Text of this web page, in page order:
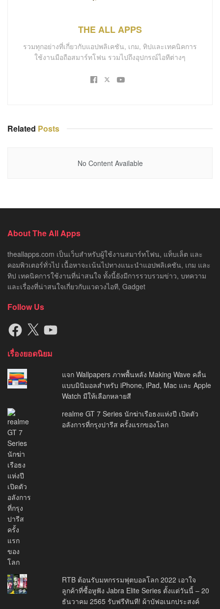
THE ALL APPS
รวมทุกอย่างที่เกี่ยวกับแอปพลิเคชัน, เกม, ทิปและเทคนิคการ
ใช้งานมือถือสมาร์ทโฟน รวมไปถึงอุปกรณ์ไอทีต่างๆ
Related Posts
No Content Available
About The All Apps
theallapps.com เป็นเว็บสำหรับผู้ใช้งานสมาร์ทโฟน, แท็บเล็ต และ
คอมพิวเตอร์ทั่วไป เนื้อหาจะเน้นไปทางแนะนำแอปพลิเคชัน, เกม และ
ทิป เทคนิคการใช้งานที่น่าสนใจ ทั้งนี้ยังมีการรวบรวมข่าว, บทความ
และเรื่องที่น่าสนใจเกี่ยวกับแวดวงไอที, Gadget
Follow Us
Facebook
X YouTube
เรื่องยอดนิยม
แจก Wallpapers ภาพพื้นหลัง Making Wave คลื่น
แบบมินิมอลสำหรับ iPhone, iPad, Mac และ Apple
Watch มีให้เลือกหลายสี
realme GT 7 Series นักฆ่าเรือธงแห่งปี เปิดตัว
อลังการที่กรุงปารีส ครั้งแรกของโลก
RTB ต้อนรับมหกรรมฟุตบอลโลก 2022 เอาใจ
ลูกค้าที่ซื้อหูฟัง Jabra Elite Series ตั้งแต่วันนี้ – 20
ธันวาคม 2565 รับฟรีทันที! ผ้าบัฟอเนกประสงค์